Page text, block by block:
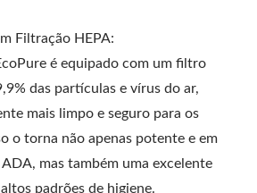
Filtração HEPA:
é equipado com um filtro
das partículas e vírus do ar,
mais limpo e seguro para os
o torna não apenas potente e em
mas também uma excelente
padrões de higiene.